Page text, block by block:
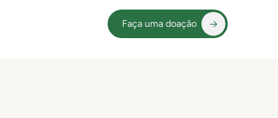
Faça uma doação